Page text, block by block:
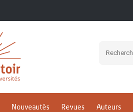
Nouveautés Revues Auteurs